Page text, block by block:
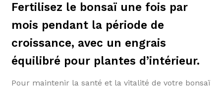
Fertilisez le bonsaï une fois par
mois pendant la période de
croissance, avec un engrais
équilibré pour plantes d’intérieur.
Pour maintenir la santé et la vitalité de votre bonsaï